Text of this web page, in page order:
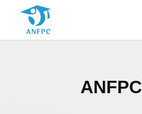
ANFPC